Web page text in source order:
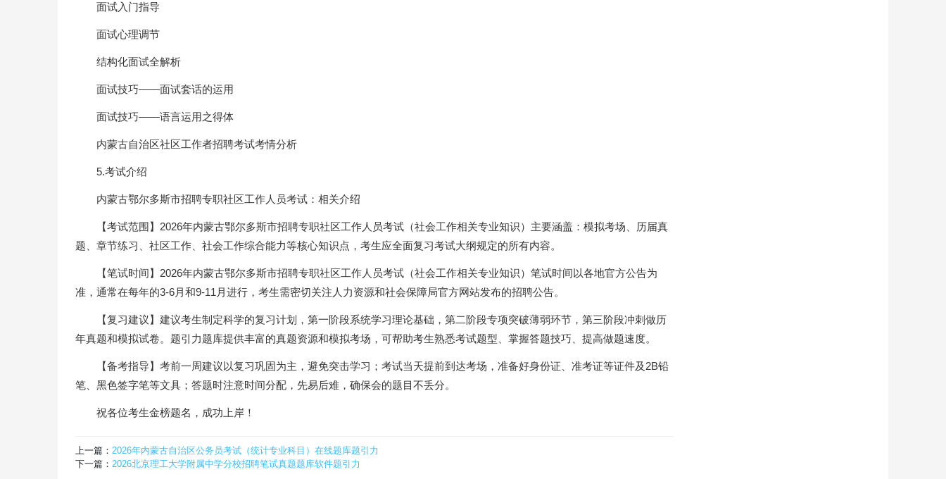
面试入门指导
面试心理调节
结构化面试全解析
面试技巧——面试套话的运用
面试技巧——语言运用之得体
内蒙古自治区社区工作者招聘考试考情分析
5.考试介绍
内蒙古鄂尔多斯市招聘专职社区工作人员考试：相关介绍
【考试范围】2026年内蒙古鄂尔多斯市招聘专职社区工作人员考试（社会工作相关专业知识）主要涵盖：模拟考场、历届真
题、章节练习、社区工作、社会工作综合能力等核心知识点，考生应全面复习考试大纲规定的所有内容。
【笔试时间】2026年内蒙古鄂尔多斯市招聘专职社区工作人员考试（社会工作相关专业知识）笔试时间以各地官方公告为
准，通常在每年的3-6月和9-11月进行，考生需密切关注人力资源和社会保障局官方网站发布的招聘公告。
【复习建议】建议考生制定科学的复习计划，第一阶段系统学习理论基础，第二阶段专项突破薄弱环节，第三阶段冲刺做历
年真题和模拟试卷。题引力题库提供丰富的真题资源和模拟考场，可帮助考生熟悉考试题型、掌握答题技巧、提高做题速度。
【备考指导】考前一周建议以复习巩固为主，避免突击学习；考试当天提前到达考场，准备好身份证、准考证等证件及2B铅
笔、黑色签字笔等文具；答题时注意时间分配，先易后难，确保会的题目不丢分。
祝各位考生金榜题名，成功上岸！
上一篇： 2026年内蒙古自治区公务员考试（统计专业科目）在线题库题引力
下一篇： 2026北京理工大学附属中学分校招聘笔试真题题库软件题引力